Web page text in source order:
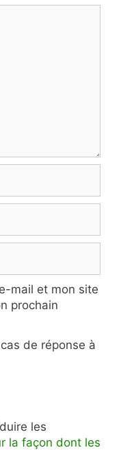
mail et mon site
prochain
de réponse à
les
la façon dont les